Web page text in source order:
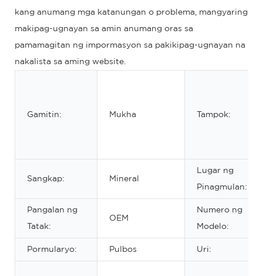
kang anumang mga katanungan o problema, mangyaring
makipag-ugnayan sa amin anumang oras sa
pamamagitan ng impormasyon sa pakikipag-ugnayan na
nakalista sa aming website.
Gamitin: Mukha Tampok:
Sangkap: Mineral
Lugar ng
Pinagmulan:
Pangalan ng
Tatak:
OEM
Numero ng
Modelo:
Pormularyo: Pulbos Uri: